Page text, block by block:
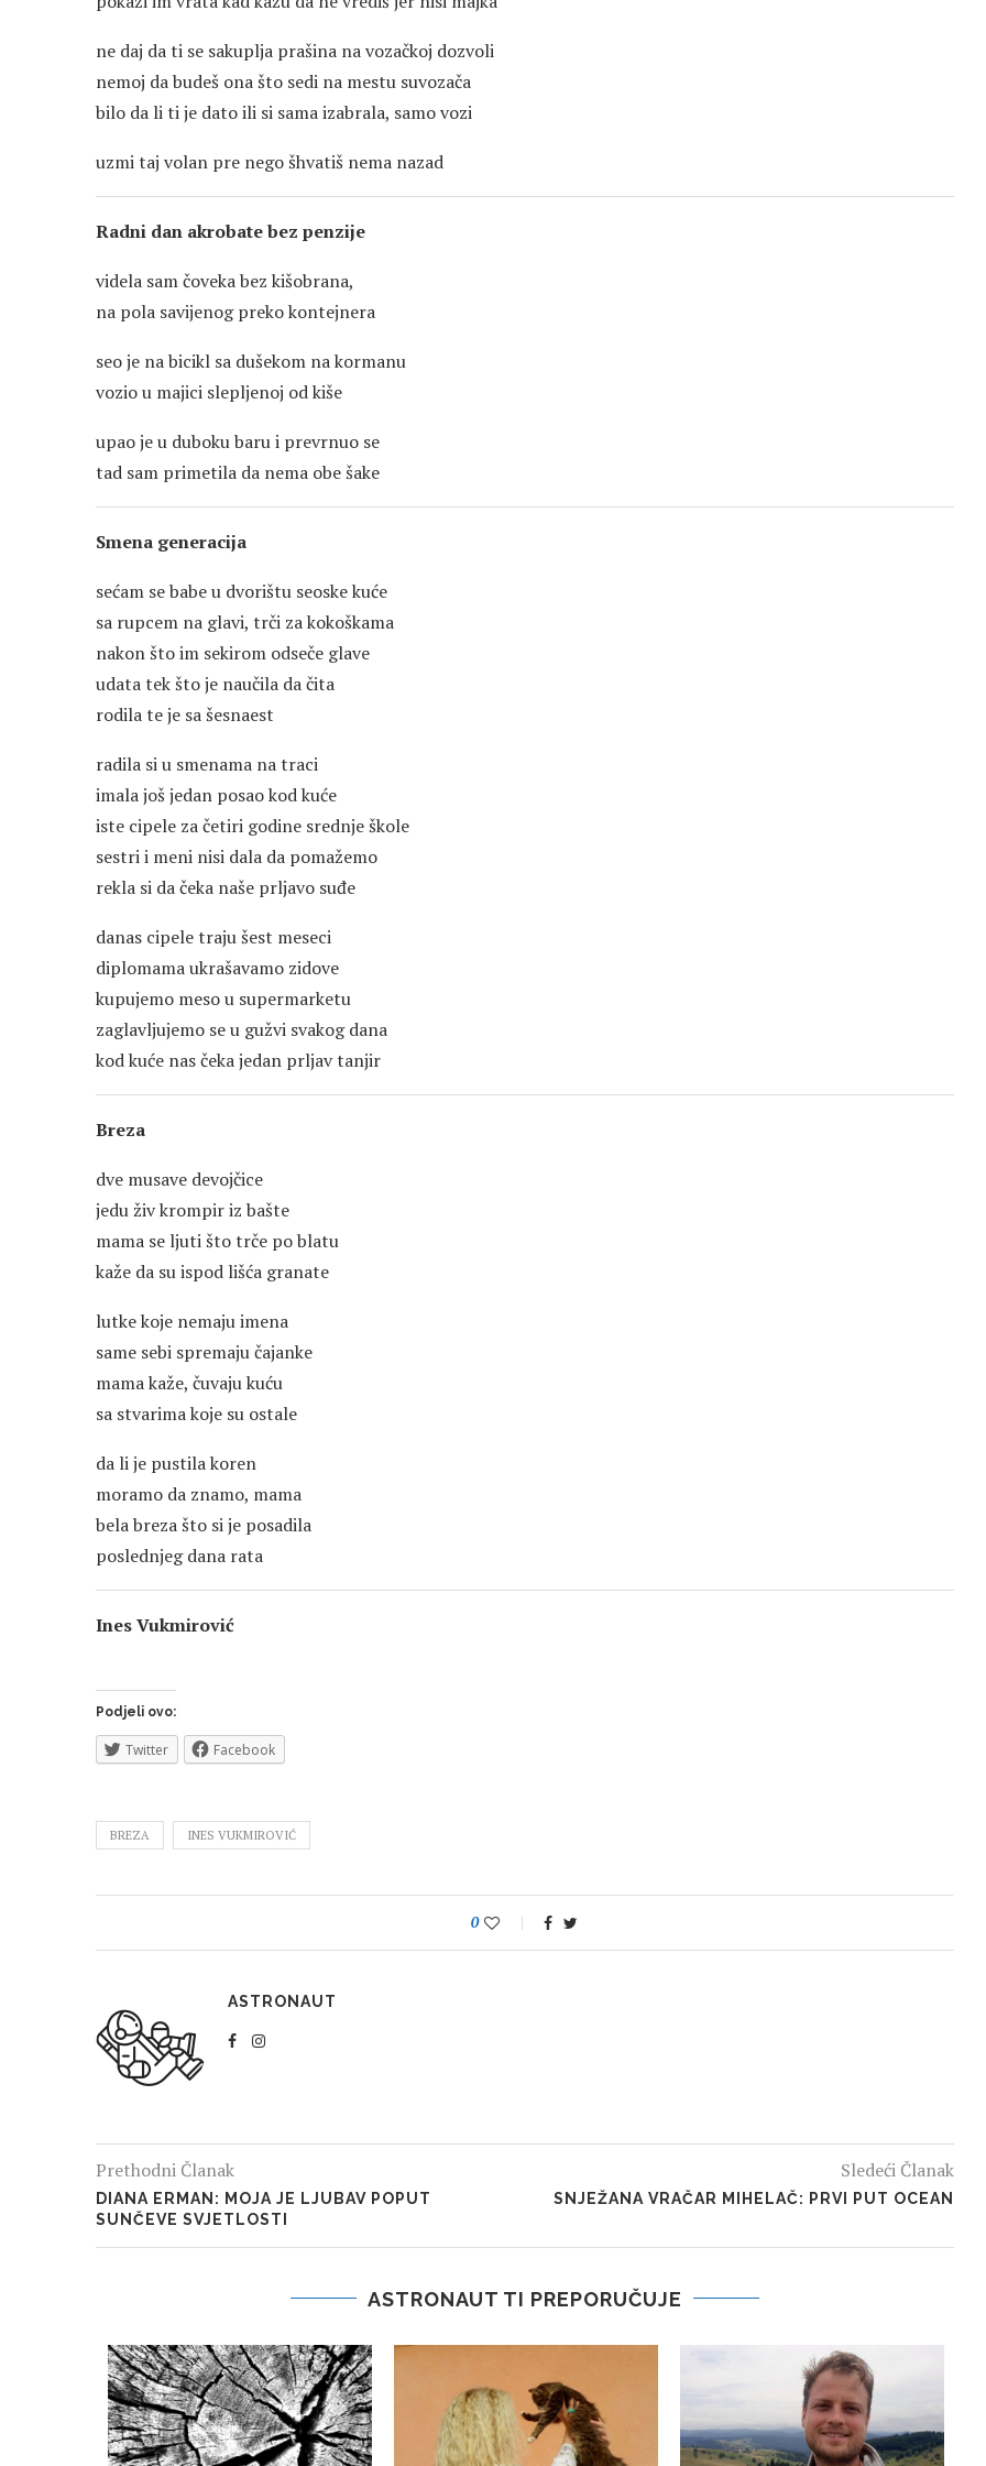
ne daj da ti se sakuplja prašina na vozačkoj dozvoli
nemoj da budeš ona što sedi na mestu suvozača
bilo da li ti je dato ili si sama izabrala, samo vozi
uzmi taj volan pre nego šhvatiš nema nazad
Radni dan akrobate bez penzije
videla sam čoveka bez kišobrana,
na pola savijenog preko kontejnera
seo je na bicikl sa dušekom na kormanu
vozio u majici slepljenoj od kiše
upao je u duboku baru i prevrnuo se
tad sam primetila da nema obe šake
Smena generacija
sećam se babe u dvorištu seoske kuće
sa rupcem na glavi, trči za kokoškama
nakon što im sekirom odseče glave
udata tek što je naučila da čita
rodila te je sa šesnaest
radila si u smenama na traci
imala još jedan posao kod kuće
iste cipele za četiri godine srednje škole
sestri i meni nisi dala da pomažemo
rekla si da čeka naše prljavo suđe
danas cipele traju šest meseci
diplomama ukrašavamo zidove
kupujemo meso u supermarketu
zaglavljujemo se u gužvi svakog dana
kod kuće nas čeka jedan prljav tanjir
Breza
dve musave devojčice
jedu živ krompir iz bašte
mama se ljuti što trče po blatu
kaže da su ispod lišća granate
lutke koje nemaju imena
same sebi spremaju čajanke
mama kaže, čuvaju kuću
sa stvarima koje su ostale
da li je pustila koren
moramo da znamo, mama
bela breza što si je posadila
poslednjeg dana rata
Ines Vukmirović
Podjeli ovo:
Twitter Facebook
BREZA INES VUKMIROVIĆ
0
ASTRONAUT
Prethodni Članak
DIANA ERMAN: MOJA JE LJUBAV POPUT
SUNČEVE SVJETLOSTI
Sledeći Članak
SNJEŽANA VRAČAR MIHELAČ: PRVI PUT OCEAN
ASTRONAUT TI PREPORUČUJE